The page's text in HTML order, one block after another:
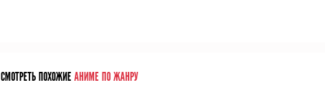
СМОТРЕТЬ ПОХОЖИЕАНИМЕ ПО ЖАНРУ